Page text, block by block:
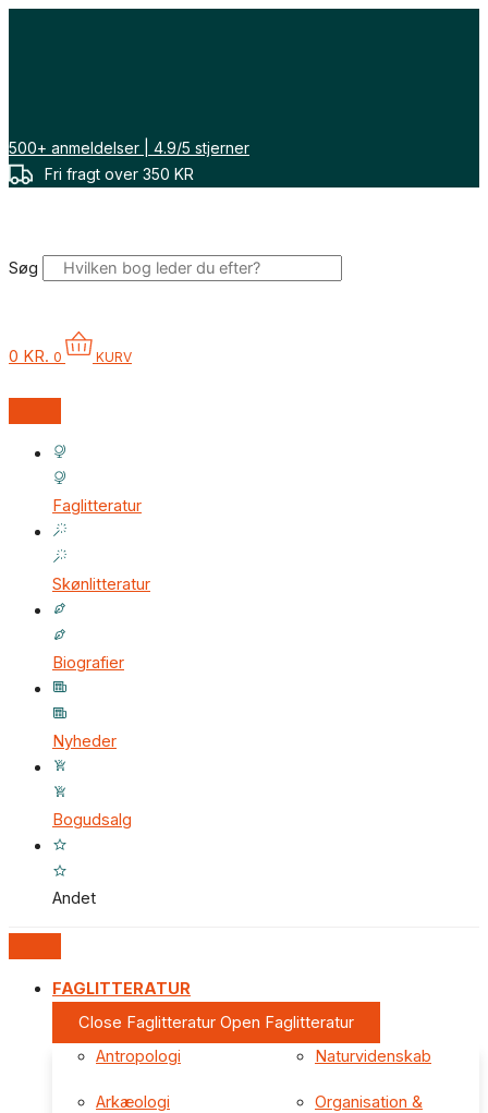
Gå
500+ anmeldelser | 4.9/5 stjerner
Fri fragt over 350 KR
Søg
0 KR. 0 KURV
Faglitteratur
Skønlitteratur
Biografier
Nyheder
Bogudsalg
Andet
FAGLITTERATUR
Close Faglitteratur Open Faglitteratur
Antropologi
Arkæologi
Naturvidenskab
Organisation &